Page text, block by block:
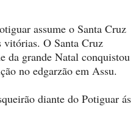
assume o Santa Cruz
O Santa Cruz
da grande Natal conquistou
no edgarzão em Assu.
diante do Potiguar ás